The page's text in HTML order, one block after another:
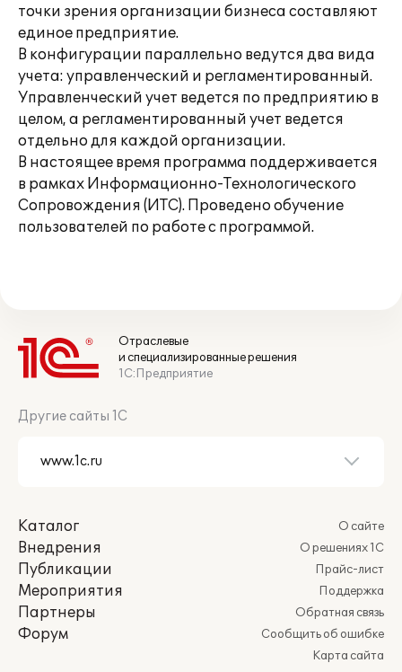
точки зрения организации бизнеса составляют
единое предприятие.
В конфигурации параллельно ведутся два вида
учета: управленческий и регламентированный.
Управленческий учет ведется по предприятию в
целом, а регламентированный учет ведется
отдельно для каждой организации.
В настоящее время программа поддерживается
в рамках Информационно-Технологического
Сопровождения (ИТС). Проведено обучение
пользователей по работе с программой.
Отраслевые
и специализированные решения
1С:Предприятие
Другие сайты 1С
Каталог
Внедрения
Публикации
Мероприятия
Партнеры
Форум
О сайте
О решениях 1С
Прайс-лист
Поддержка
Обратная связь
Сообщить об ошибке
Карта сайта